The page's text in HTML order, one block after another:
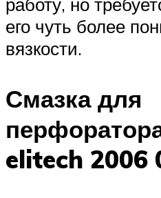
его чуть более
вязкости.
Смазка для
elitech 2006